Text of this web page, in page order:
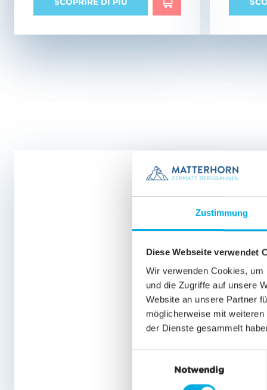
Zustimmung
Diese Webseite verwendet
Wir verwenden Cookies,
und die Zugriffe auf unsere
Website an unsere Partner
möglicherweise mit
der Dienste gesammelt
Notwendig
SCOPRIRE DI PIÙ
SCOPRIRE DI PIÙ